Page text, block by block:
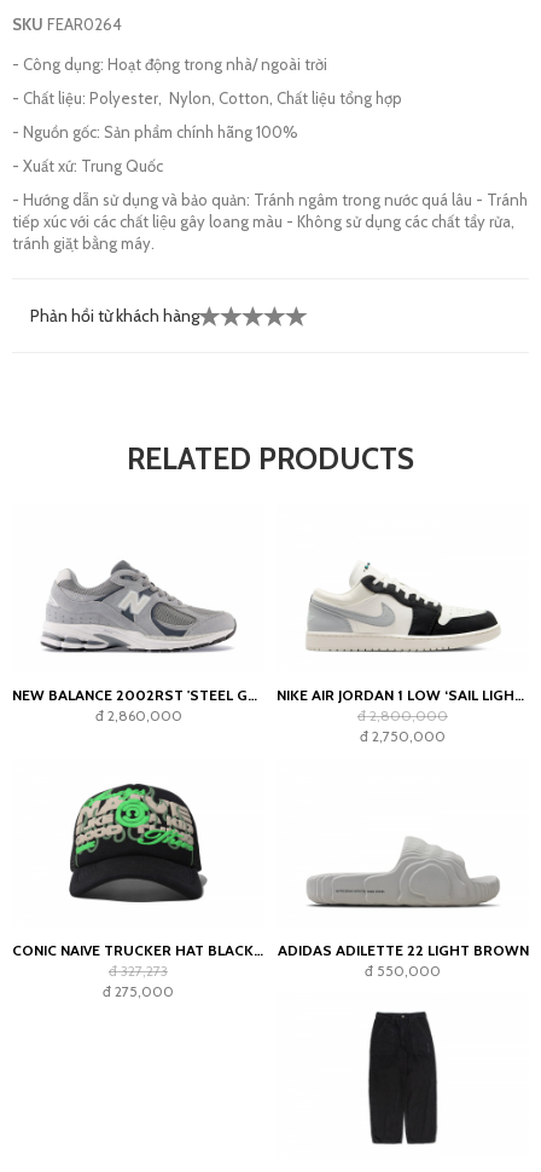
SKU FEAR0264
- Công dụng: Hoạt động trong nhà/ ngoài trời
- Chất liệu: Polyester, Nylon, Cotton, Chất liệu tổng hợp
- Nguồn gốc: Sản phẩm chính hãng 100%
- Xuất xứ: Trung Quốc
- Hướng dẫn sử dụng và bảo quản: Tránh ngâm trong nước quá lâu - Tránh
tiếp xúc với các chất liệu gây loang màu - Không sử dụng các chất tẩy rửa,
tránh giặt bằng máy.
Phản hồi từ khách hàng
RELATED PRODUCTS
NEW BALANCE 2002RST 'STEEL GREY'
đ 2,860,000
NIKE AIR JORDAN 1 LOW ‘SAIL LIGHT SMOKE GREY’
đ 2,800,000
đ 2,750,000
CONIC NAIVE TRUCKER HAT BLACK GREEN
đ 327,273
đ 275,000
ADIDAS ADILETTE 22 LIGHT BROWN
đ 550,000